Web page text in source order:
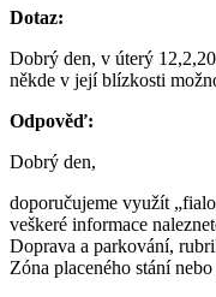
Dotaz:
Dobrý den, v úterý
někde v její blízkosti
Odpověď:
Dobrý den,
doporučujeme využít
veškeré informace
Doprava a parkování,
Zóna placeného stání